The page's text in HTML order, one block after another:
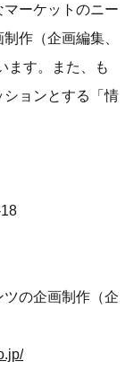
ーケットのニー
作（企画編集、
ます。また、も
ョンとする「情
の企画制作（企